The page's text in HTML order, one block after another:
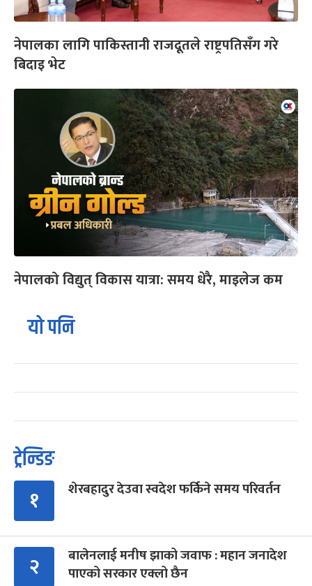
नेपालका लागि पाकिस्तानी राजदूतले राष्ट्रपतिसँग गरे
बिदाइ भेट
नेपालको विद्युत् विकास यात्रा: समय धेरै, माइलेज कम
यो पनि
ट्रेन्डिङ
१ शेरबहादुर देउवा स्वदेश फर्किने समय परिवर्तन
२
बालेनलाई मनीष झाको जवाफ : महान जनादेश
पाएको सरकार एक्लो छैन